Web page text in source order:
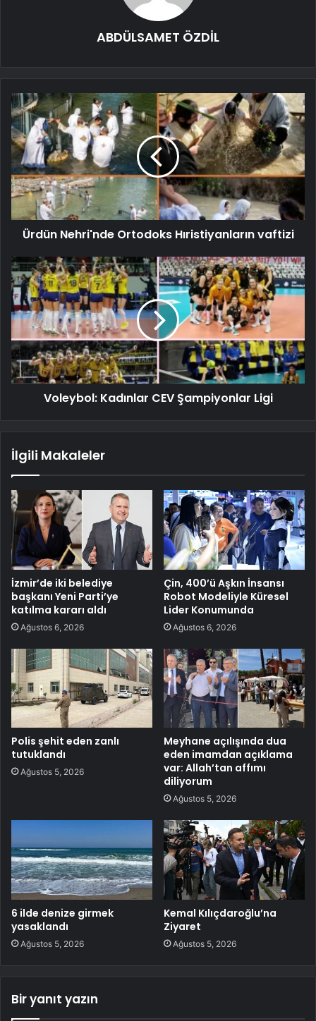
ABDÜLSAMET ÖZDİL
Ürdün Nehri'nde Ortodoks Hıristiyanların vaftizi
Voleybol: Kadınlar CEV Şampiyonlar Ligi
İlgili Makaleler
İzmir’de iki belediye
başkanı Yeni Parti’ye
katılma kararı aldı
Ağustos 6, 2026
Çin, 400’ü Aşkın İnsansı
Robot Modeliyle Küresel
Lider Konumunda
Ağustos 6, 2026
Polis şehit eden zanlı
tutuklandı
Ağustos 5, 2026
Meyhane açılışında dua
eden imamdan açıklama
var: Allah’tan affımı
diliyorum
Ağustos 5, 2026
6 ilde denize girmek
yasaklandı
Ağustos 5, 2026
Kemal Kılıçdaroğlu’na
Ziyaret
Ağustos 5, 2026
Bir yanıt yazın